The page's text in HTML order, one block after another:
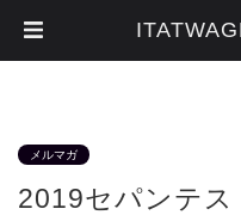
メルマガ
2019セパンテ